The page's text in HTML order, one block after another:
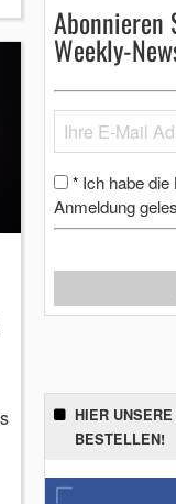
Abonnieren
Weekly-
* Ich habe
Anmeldung
HIER
BESTELLEN!